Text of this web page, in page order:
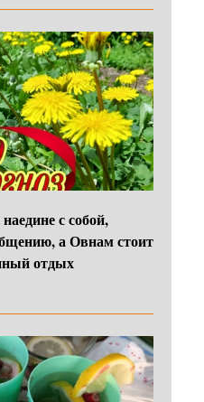
с собой,
а Овнам стоит
отдых